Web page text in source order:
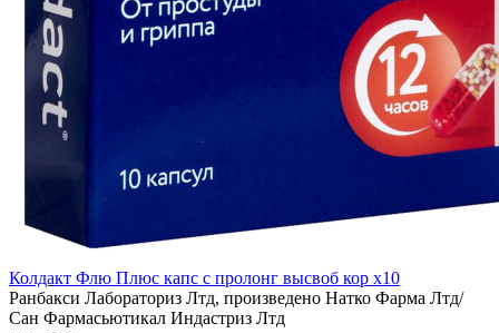
Колдакт Флю Плюс капс с пролонг высвоб кор x10
Ранбакси Лабораториз Лтд, произведено Натко Фарма Лтд/
Сан Фармасьютикал Индастриз Лтд